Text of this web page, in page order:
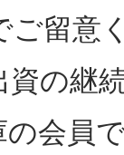
留意
の継
の会員